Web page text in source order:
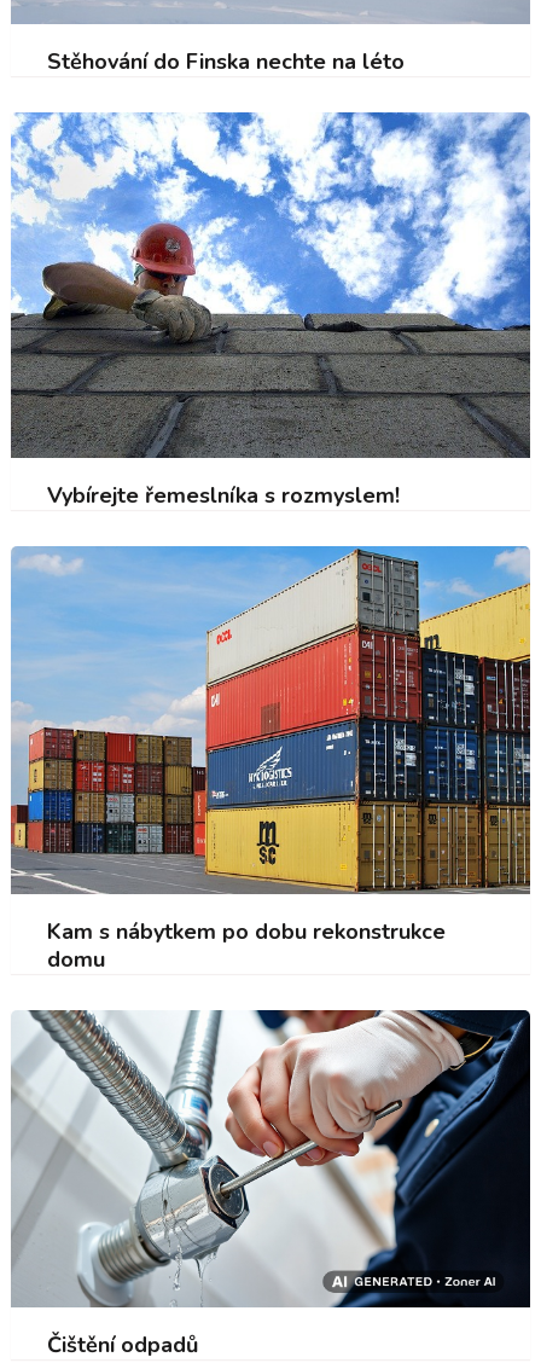
Stěhování do Finska nechte na léto
Vybírejte řemeslníka s rozmyslem!
Kam s nábytkem po dobu rekonstrukce
domu
Čištění odpadů